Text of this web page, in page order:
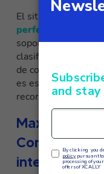
El sitio
perfectamente
soportados por la
clasificación
de contacto
es esencial para
recorrido del
Maximizar el
Contacto
inteligentes